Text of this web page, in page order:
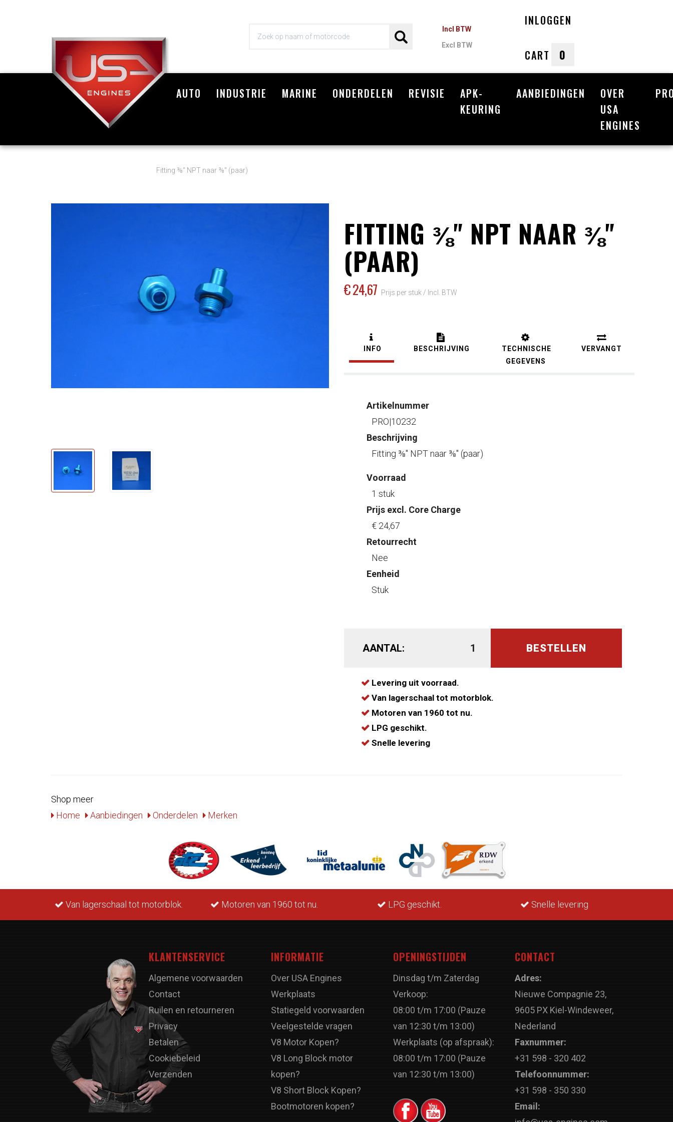
Incl BTW
Excl BTW
INLOGGEN
CART 0
Winkelwagen
AUTO INDUSTRIE MARINE ONDERDELEN REVISIE
APK-
KEURING
AANBIEDINGEN
OVER
USA
ENGINES
Fitting ⅜" NPT naar ⅜" (paar)
FITTING ⅜" NPT NAAR ⅜"
(PAAR)
€ 24,67 Prijs per stuk / Incl. BTW
INFO BESCHRIJVING
TECHNISCHE
GEGEVENS
VERVANGT
Artikelnummer
PRO|10232
Beschrijving
Fitting ⅜" NPT naar ⅜" (paar)
Voorraad
1 stuk
Prijs excl. Core Charge
€ 24,67
Retourrecht
Nee
Eenheid
Stuk
AANTAL: BESTELLEN
Levering uit voorraad.
Van lagerschaal tot motorblok.
Motoren van 1960 tot nu.
LPG geschikt.
Snelle levering
Shop meer
Home
Aanbiedingen Onderdelen Merken
Van lagerschaal tot motorblok. Motoren van 1960 tot nu. LPG geschikt. Snelle levering
KLANTENSERVICE
Algemene voorwaarden
Contact
Ruilen en retourneren
Privacy
Betalen
Cookiebeleid
Verzenden
INFORMATIE
Over USA Engines
Werkplaats
Statiegeld voorwaarden
Veelgestelde vragen
V8 Motor Kopen?
V8 Long Block motor
kopen?
V8 Short Block Kopen?
Bootmotoren kopen?
OPENINGSTIJDEN
Dinsdag t/m Zaterdag
Verkoop:
08:00 t/m 17:00 (Pauze
van 12:30 t/m 13:00)
Werkplaats (op afspraak):
08:00 t/m 17:00 (Pauze
van 12:30 t/m 13:00)
CONTACT
Adres:
Nieuwe Compagnie 23,
9605 PX Kiel-Windeweer,
Nederland
Faxnummer:
+31 598 - 320 402
Telefoonnummer:
+31 598 - 350 330
Email: